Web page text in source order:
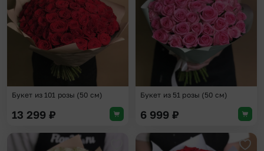
Букет из 101 розы (50 см)
13 299 ₽
Букет из 51 розы (50 см)
6 999 ₽